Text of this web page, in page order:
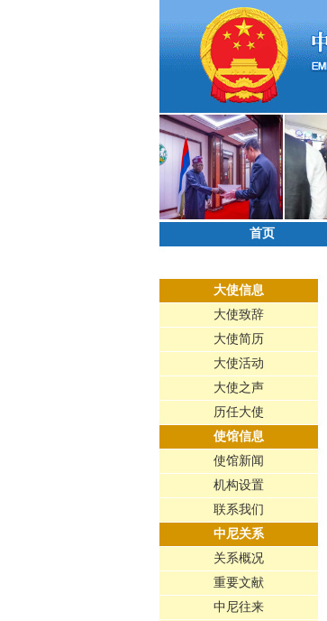
首页
大使信息
大使致辞
大使简历
大使活动
大使之声
历任大使
使馆信息
使馆新闻
机构设置
联系我们
中尼关系
关系概况
重要文献
中尼往来